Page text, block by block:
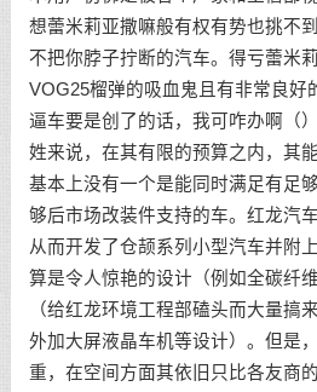
想蕾米莉亚撒嘛般有权有势也挑不
不把你脖子拧断的汽车。得亏蕾米
VOG25榴弹的吸血鬼且有非常良好
逼车要是创了的话，我可咋办啊（
姓来说，在其有限的预算之内，其
基本上没有一个是能同时满足有足
够后市场改装件支持的车。红龙汽
从而开发了仓颉系列小型汽车并附
算是令人惊艳的设计（例如全碳纤
（给红龙环境工程部磕头而大量搞
外加大屏液晶车机等设计）。但是
重，在空间方面其依旧只比各友商